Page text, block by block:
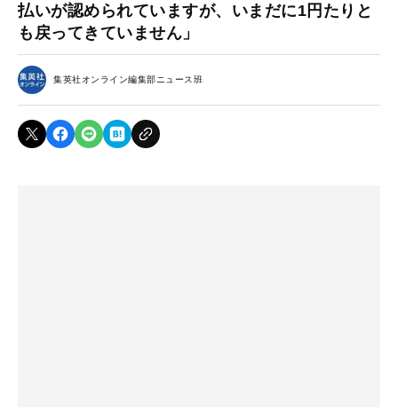
払いが認められていますが、いまだに1円たりと
も戻ってきていません」
集英社オンライン編集部ニュース班